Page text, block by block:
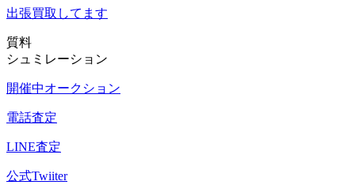
出張買取 してます
質料
シュミレーション
開催中オークション
電話査定
LINE査定
公式Twiiter